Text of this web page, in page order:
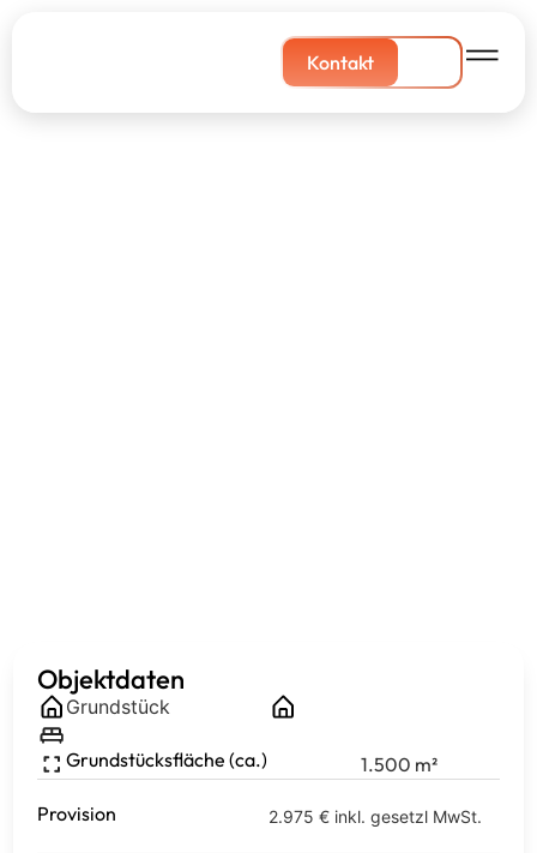
Kontakt
Objektdaten
Grundstück
Grundstücksfläche (ca.) 1.500 m²
Provision 2.975 € inkl. gesetzl MwSt.